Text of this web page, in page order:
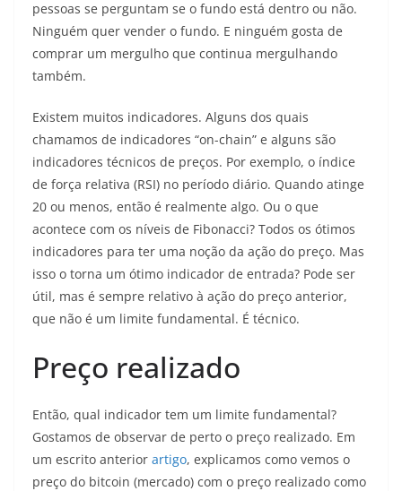
pessoas se perguntam se o fundo está dentro ou não.
Ninguém quer vender o fundo. E ninguém gosta de
comprar um mergulho que continua mergulhando
também.
Existem muitos indicadores. Alguns dos quais
chamamos de indicadores “on-chain” e alguns são
indicadores técnicos de preços. Por exemplo, o índice
de força relativa (RSI) no período diário. Quando atinge
20 ou menos, então é realmente algo. Ou o que
acontece com os níveis de Fibonacci? Todos os ótimos
indicadores para ter uma noção da ação do preço. Mas
isso o torna um ótimo indicador de entrada? Pode ser
útil, mas é sempre relativo à ação do preço anterior,
que não é um limite fundamental. É técnico.
Preço realizado
Então, qual indicador tem um limite fundamental?
Gostamos de observar de perto o preço realizado. Em
um escrito anterior artigo, explicamos como vemos o
preço do bitcoin (mercado) com o preço realizado como